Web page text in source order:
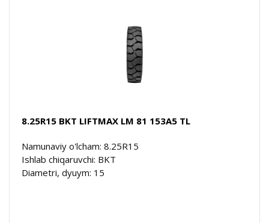
8.25R15 BKT LIFTMAX LM 81 153A5 TL
Namunaviy o'lcham: 8.25R15
Ishlab chiqaruvchi: BKT
Diametri, dyuym: 15